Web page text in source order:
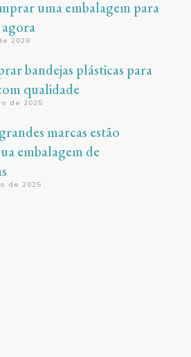
uma embalagem para
2026
bandejas plásticas para
qualidade
de 2025
marcas estão
embalagem de
de 2025